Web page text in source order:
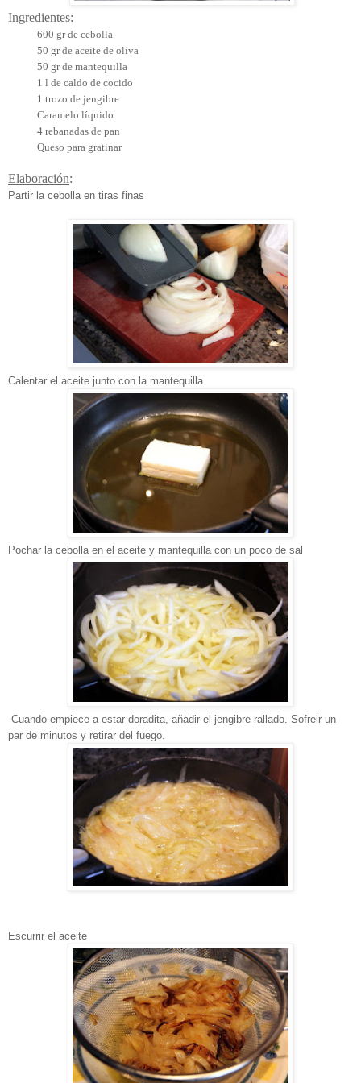
Ingredientes:
600 gr de cebolla
50 gr de aceite de oliva
50 gr de mantequilla
1 l de caldo de cocido
1 trozo de jengibre
Caramelo líquido
4 rebanadas de pan
Queso para gratinar
Elaboración:
Partir la cebolla en tiras finas
Calentar el aceite junto con la mantequilla
Pochar la cebolla en el aceite y mantequilla con un poco de sal
Cuando empiece a estar doradita, añadir el jengibre rallado. Sofreir un
par de minutos y retirar del fuego.
Escurrir el aceite